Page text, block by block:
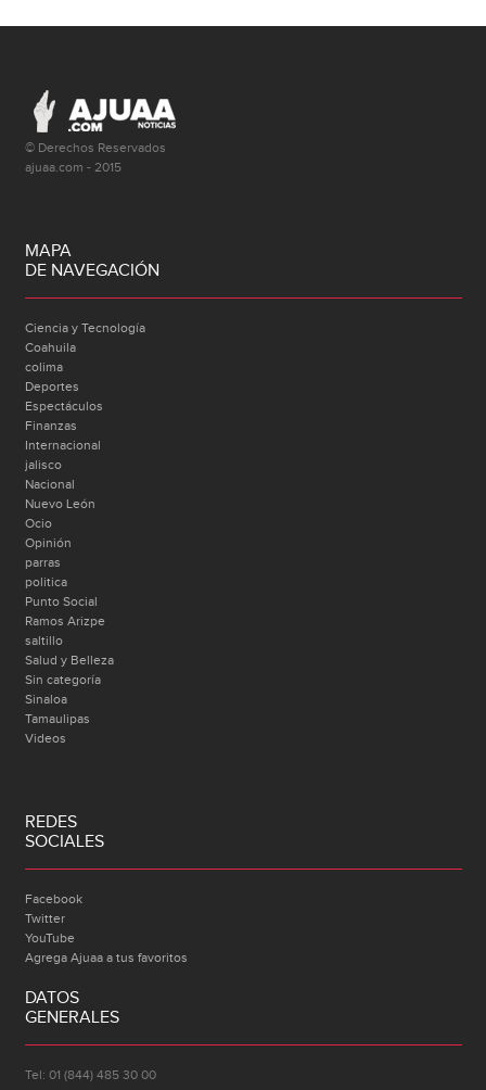
© Derechos Reservados
ajuaa.com - 2015
MAPA
DE NAVEGACIÓN
Ciencia y Tecnología
Coahuila
colima
Deportes
Espectáculos
Finanzas
Internacional
jalisco
Nacional
Nuevo León
Ocio
Opinión
parras
politica
Punto Social
Ramos Arizpe
saltillo
Salud y Belleza
Sin categoría
Sinaloa
Tamaulipas
Videos
REDES
SOCIALES
Facebook
Twitter
YouTube
Agrega Ajuaa a tus favoritos
DATOS
GENERALES
Tel: 01 (844) 485 30 00